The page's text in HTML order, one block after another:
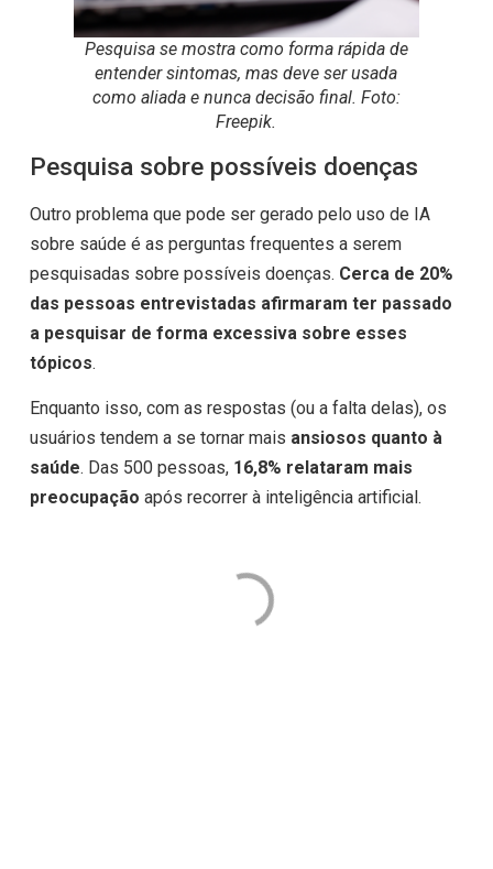
Pesquisa se mostra como forma rápida de
entender sintomas, mas deve ser usada
como aliada e nunca decisão final. Foto:
Freepik.
Pesquisa sobre possíveis doenças
Outro problema que pode ser gerado pelo uso de IA
sobre saúde é as perguntas frequentes a serem
pesquisadas sobre possíveis doenças. Cerca de 20%
das pessoas entrevistadas afirmaram ter passado
a pesquisar de forma excessiva sobre esses
tópicos.
Enquanto isso, com as respostas (ou a falta delas), os
usuários tendem a se tornar mais ansiosos quanto à
saúde. Das 500 pessoas, 16,8% relataram mais
preocupação após recorrer à inteligência artificial.